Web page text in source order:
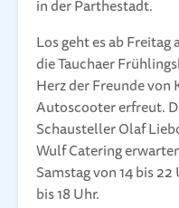
in der Parthestadt.
Los geht es ab
die Tauchaer
Herz der Freunde
Autoscooter erfreut.
Schausteller Olaf
Wulf Catering
Samstag von 14 bis
bis 18 Uhr.